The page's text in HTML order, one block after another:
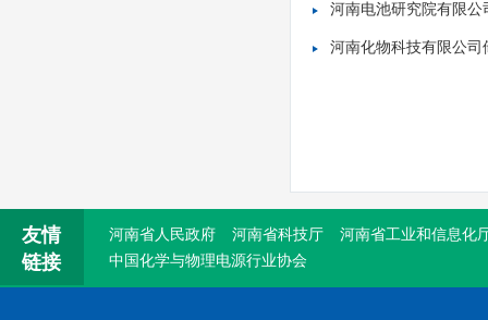
河南电池研究院有限
河南化物科技有限公
友情
链接
河南省人民政府 河南省科技厅
河南省工业和信息化
中国化学与物理电源行业协会